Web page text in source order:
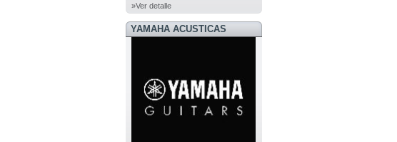
»Ver detalle
YAMAHA ACUSTICAS